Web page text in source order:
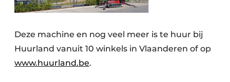
Deze machine en nog veel meer is te huur bij
Huurland vanuit 10 winkels in Vlaanderen of op
www.huurland.be.